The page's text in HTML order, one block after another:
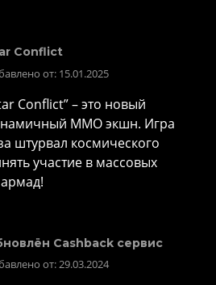
Conflict
от: 15.01.2025
Conflict” – это новый
MMO экшн. Игра
штурвал космического
участие в массовых
Cashback сервис
от: 29.03.2024